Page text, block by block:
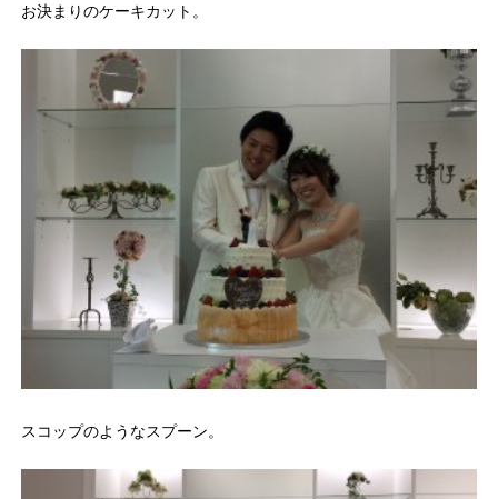
お決まりのケーキカット。
スコップのようなスプーン。